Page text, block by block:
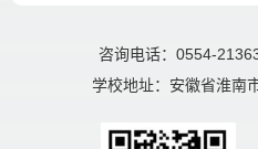
咨询电话：0554-
学校地址：安徽省淮南